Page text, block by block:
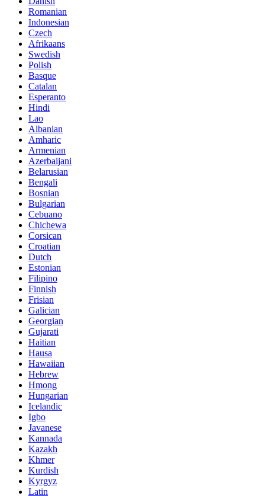
Romanian
Indonesian
Czech
Afrikaans
Swedish
Polish
Basque
Catalan
Esperanto
Hindi
Lao
Albanian
Amharic
Armenian
Azerbaijani
Belarusian
Bengali
Bosnian
Bulgarian
Cebuano
Chichewa
Corsican
Croatian
Dutch
Estonian
Filipino
Finnish
Frisian
Galician
Georgian
Gujarati
Haitian
Hausa
Hawaiian
Hebrew
Hmong
Hungarian
Icelandic
Igbo
Javanese
Kannada
Kazakh
Khmer
Kurdish
Kyrgyz
Latin